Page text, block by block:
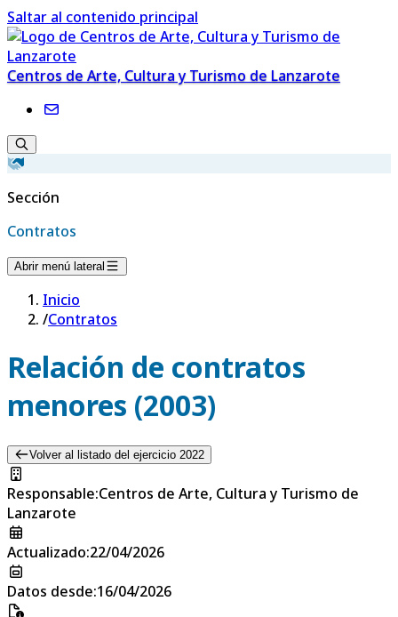
Saltar al contenido principal
Centros de Arte, Cultura y Turismo de Lanzarote
Sección
Contratos
Abrir menú lateral
Inicio
/Contratos
Relación de contratos
menores (2003)
Volver al listado del ejercicio 2022
Responsable:Centros de Arte, Cultura y Turismo de
Lanzarote
Actualizado:22/04/2026
Datos desde:16/04/2026